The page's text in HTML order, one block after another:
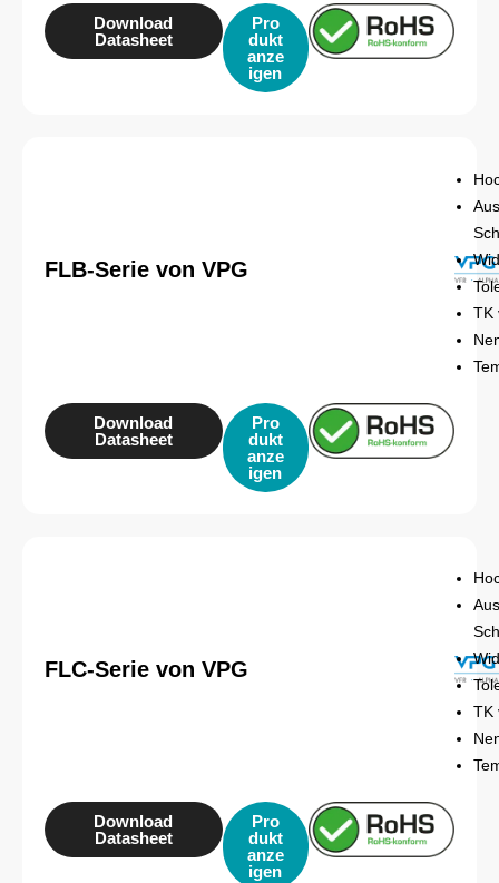
Pro
dukt
anze
igen
Download
Datasheet
FLB-Serie von VPG
TK
Pro
dukt
anze
igen
Download
Datasheet
FLC-Serie von VPG
TK
Pro
dukt
anze
igen
Download
Datasheet